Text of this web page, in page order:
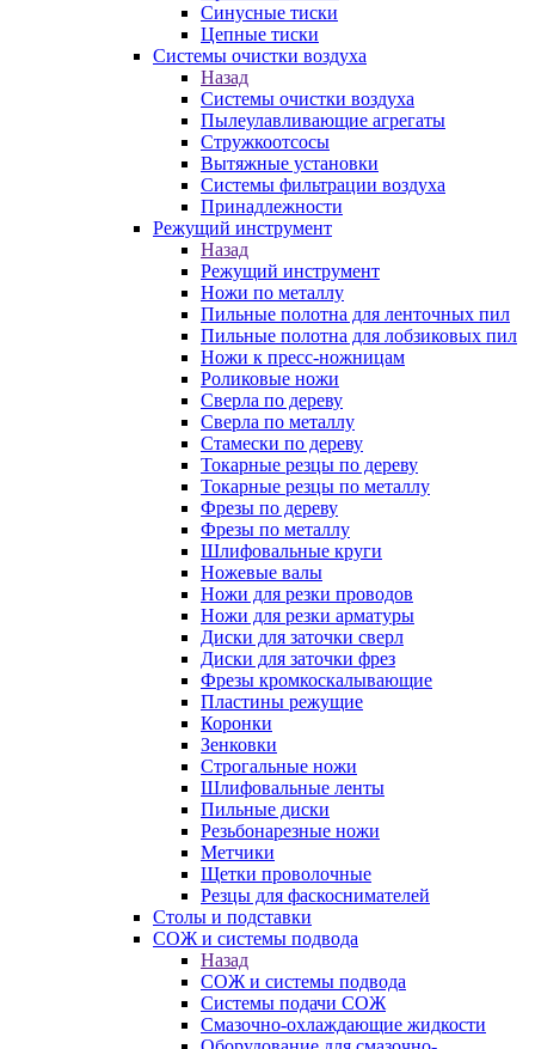
Синусные тиски
Цепные тиски
Системы очистки воздуха
Назад
Системы очистки воздуха
Пылеулавливающие агрегаты
Стружкоотсосы
Вытяжные установки
Системы фильтрации воздуха
Принадлежности
Режущий инструмент
Назад
Режущий инструмент
Ножи по металлу
Пильные полотна для ленточных пил
Пильные полотна для лобзиковых пил
Ножи к пресс-ножницам
Роликовые ножи
Сверла по дереву
Сверла по металлу
Стамески по дереву
Токарные резцы по дереву
Токарные резцы по металлу
Фрезы по дереву
Фрезы по металлу
Шлифовальные круги
Ножевые валы
Ножи для резки проводов
Ножи для резки арматуры
Диски для заточки сверл
Диски для заточки фрез
Фрезы кромкоскалывающие
Пластины режущие
Коронки
Зенковки
Строгальные ножи
Шлифовальные ленты
Пильные диски
Резьбонарезные ножи
Метчики
Щетки проволочные
Резцы для фаскоснимателей
Столы и подставки
СОЖ и системы подвода
Назад
СОЖ и системы подвода
Системы подачи СОЖ
Смазочно-охлаждающие жидкости